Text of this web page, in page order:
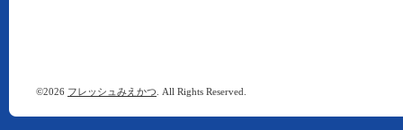
©2026 フレッシュみえかつ . All Rights Reserved.